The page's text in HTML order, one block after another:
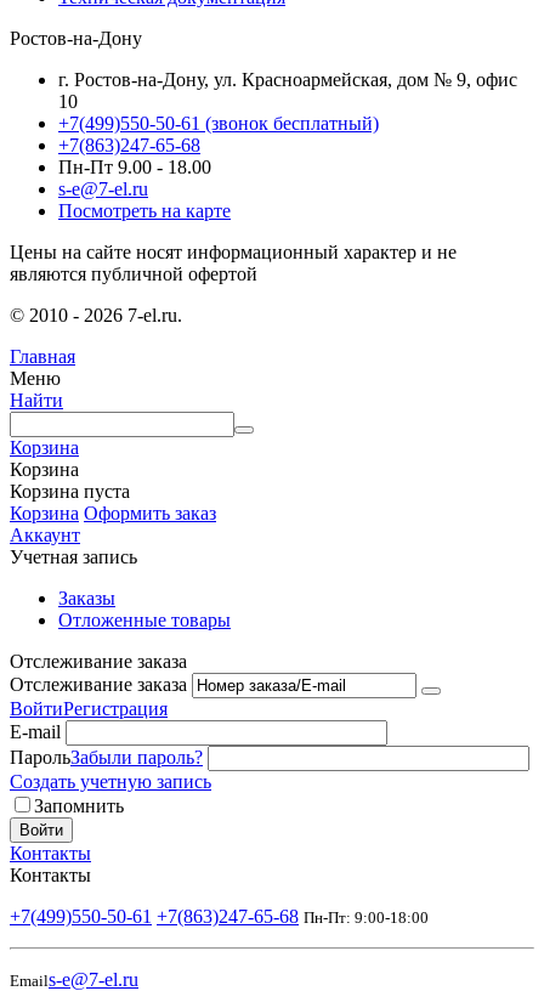
Ростов-на-Дону
г. Ростов-на-Дону, ул. Красноармейская, дом № 9, офис
10
+7(499)550-50-61 (звонок бесплатный)
+7(863)247-65-68
Пн-Пт 9.00 - 18.00
s-e@7-el.ru
Посмотреть на карте
Цены на сайте носят информационный характер и не
являются публичной офертой
© 2010 - 2026 7-el.ru.
Главная
Меню
Найти
Корзина
Корзина
Корзина пуста
Корзина Оформить заказ
Аккаунт
Учетная запись
Заказы
Отложенные товары
Отслеживание заказа
Отслеживание заказа
ВойтиРегистрация
E-mail
ПарольЗабыли пароль?
Создать учетную запись
Запомнить
Войти
Контакты
Контакты
+7(499)550-50-61 +7(863)247-65-68 Пн-Пт: 9:00-18:00
Emails-e@7-el.ru